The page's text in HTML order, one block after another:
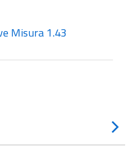
Misura 1.43